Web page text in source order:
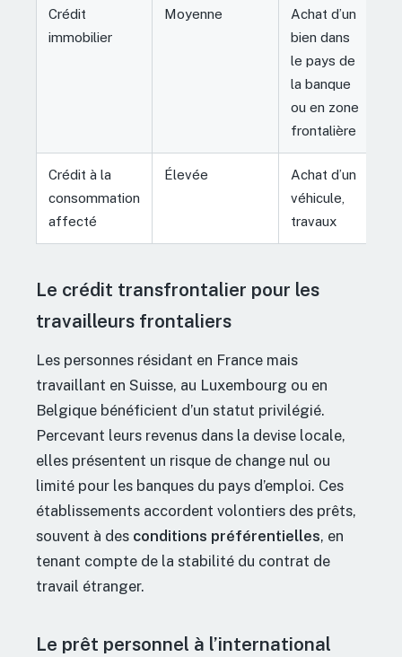
Crédit
immobilier
Moyenne
Achat d’un
bien dans
le pays de
la banque
ou en zone
frontalière
Crédit à la
consommation
affecté
Élevée
Achat d’un
véhicule,
travaux
Le crédit transfrontalier pour les
travailleurs frontaliers
Les personnes résidant en France mais
travaillant en Suisse, au Luxembourg ou en
Belgique bénéficient d’un statut privilégié.
Percevant leurs revenus dans la devise locale,
elles présentent un risque de change nul ou
limité pour les banques du pays d’emploi. Ces
établissements accordent volontiers des prêts,
souvent à des conditions préférentielles, en
tenant compte de la stabilité du contrat de
travail étranger.
Le prêt personnel à l’international